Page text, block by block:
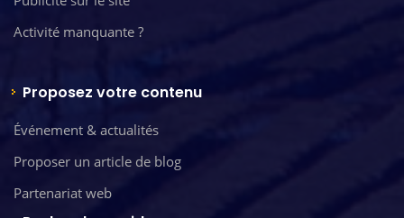
Activité manquante ?
Proposez votre contenu
Événement & actualités
Proposer un article de blog
Partenariat web